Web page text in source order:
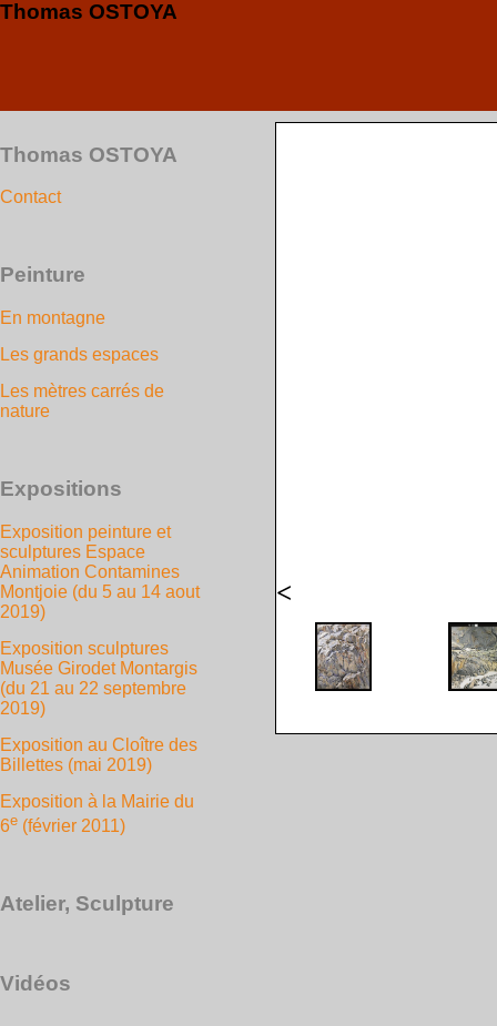
Thomas OSTOYA
Thomas OSTOYA
Contact
Peinture
En montagne
Les grands espaces
Les mètres carrés de
nature
Expositions
Exposition peinture et
sculptures Espace
Animation Contamines
Montjoie (du 5 au 14 aout
2019)
Exposition sculptures
Musée Girodet Montargis
(du 21 au 22 septembre
2019)
Exposition au Cloître des
Billettes (mai 2019)
Exposition à la Mairie du
6e (février 2011)
Atelier, Sculpture
Vidéos
<